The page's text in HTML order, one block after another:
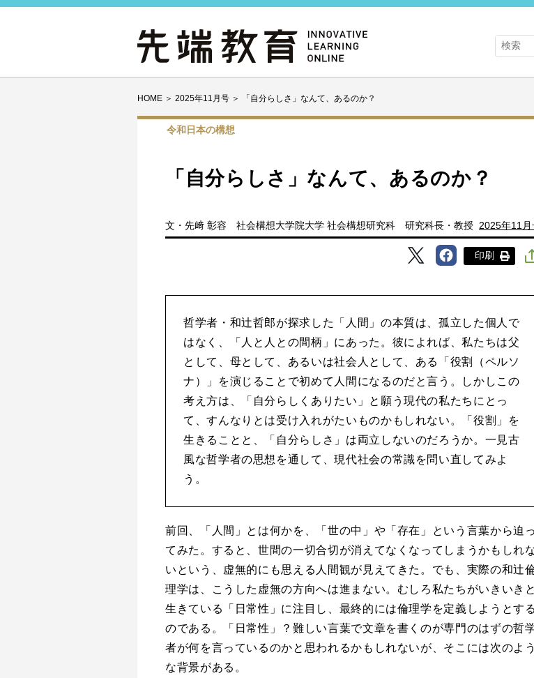
HOME ＞ 2025年11月号 ＞ 「自分らしさ」なんて、あるのか？
令和日本の構想
「自分らしさ」なんて、あるのか？
文・先﨑 彰容 社会構想大学院大学 社会構想研究科 研究科長・教授 2025年11月
印刷
哲学者・和辻哲郎が探求した「人間」の本質は、孤立した個人で
はなく、「人と人との間柄」にあった。彼によれば、私たちは父
として、母として、あるいは社会人として、ある「役割（ペルソ
ナ）」を演じることで初めて人間になるのだと言う。しかしこの
考え方は、「自分らしくありたい」と願う現代の私たちにとっ
て、すんなりとは受け入れがたいものかもしれない。「役割」を
生きることと、「自分らしさ」は両立しないのだろうか。一見古
風な哲学者の思想を通して、現代社会の常識を問い直してみよ
う。
前回、「人間」とは何かを、「世の中」や「存在」という言葉から迫っ
てみた。すると、世間の一切合切が消えてなくなってしまうかもしれ
いという、虚無的にも思える人間観が見えてきた。でも、実際の和辻
理学は、こうした虚無の方向へは進まない。むしろ私たちがいきいきと
生きている「日常性」に注目し、最終的には倫理学を定義しようとする
のである。「日常性」？難しい言葉で文章を書くのが専門のはずの哲
者が何を言っているのかと思われるかもしれないが、そこには次のよう
な背景がある。